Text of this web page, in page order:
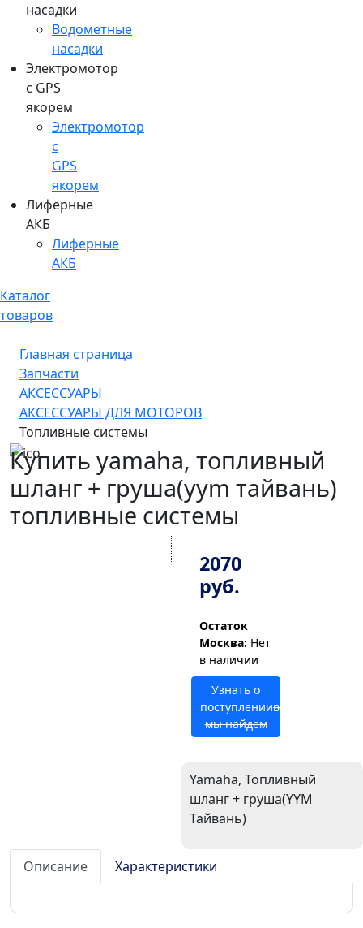
насадки
Водометные
насадки
Электромотор
c GPS
якорем
Электромотор
c
GPS
якорем
Лиферные
АКБ
Лиферные
АКБ
Каталог
товаров
Главная страница
Запчасти
АКСЕССУАРЫ
АКСЕССУАРЫ ДЛЯ МОТОРОВ
Топливные системы
Купить yamaha, топливный
шланг + груша(yym тайвань)
топливные системы
2070
руб.
Остаток
Москва: Нет
в наличии
Узнать о
поступлениивозможно
мы найдем
Yamaha, Топливный
шланг + груша(YYM
Тайвань)
Описание Характеристики